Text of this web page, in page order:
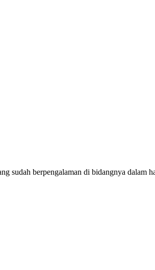
sudah berpengalaman di bidangnya dalam